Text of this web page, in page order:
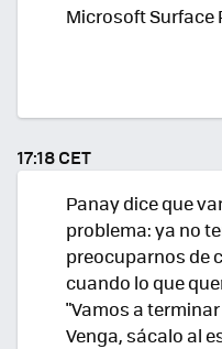
Microsoft Surface
17:18 CET
Panay dice que
problema: ya no
preocuparnos de
cuando lo que
"Vamos a
Venga, sácalo al